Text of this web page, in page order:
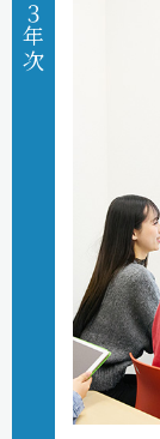
３年次